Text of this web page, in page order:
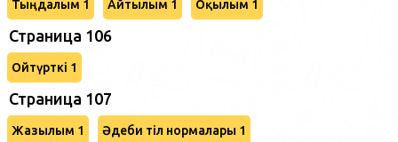
Тыңдалым 1 Айтылым 1 Оқылым 1
Страница 106
Ойтүрткі 1
Страница 107
Жазылым 1 Әдеби тіл нормалары 1